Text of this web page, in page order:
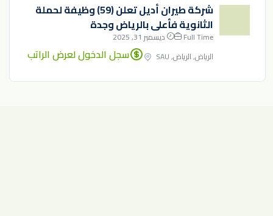
شركة طيران أديل تعلن (59) وظيفة لحملة
الثانوية فأعلى بالرياض وجدة
Full Time
ديسمبر 31, 2025
الرياض, الرياض, SAU
سجل الدخول لعرض الراتب